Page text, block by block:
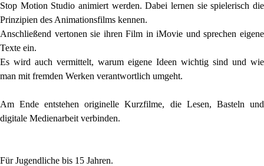
Stop Motion Studio animiert werden. Dabei lernen sie spielerisch die
Prinzipien des Animationsfilms kennen.
Anschließend vertonen sie ihren Film in iMovie und sprechen eigene
Texte ein.
Es wird auch vermittelt, warum eigene Ideen wichtig sind und wie
man mit fremden Werken verantwortlich umgeht.
Am Ende entstehen originelle Kurzfilme, die Lesen, Basteln und
digitale Medienarbeit verbinden.
Für Jugendliche bis 15 Jahren.